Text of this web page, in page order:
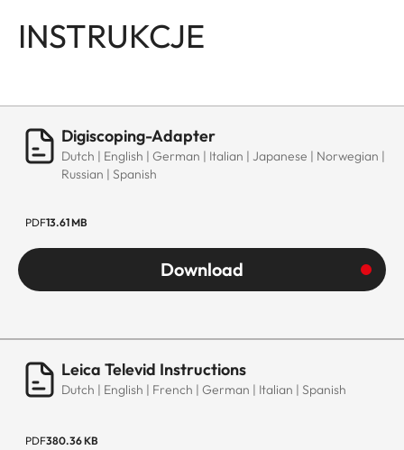
INSTRUKCJE
Digiscoping-Adapter
Dutch | English | German | Italian | Japanese | Norwegian |
Russian | Spanish
PDF13.61 MB
Download
Leica Televid Instructions
Dutch | English | French | German | Italian | Spanish
PDF380.36 KB